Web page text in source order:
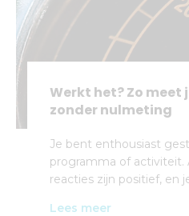
Werkt het? Zo meet
zonder nulmeting
Je bent enthousiast
programma of activiteit.
reacties zijn positief, en
Lees meer